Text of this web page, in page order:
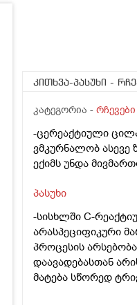
კითხვა-პასუხი -
კატეგორია - რჩევები
-ცერეაქტიული
ვმკურნალობ
ექიმს უნდა
პასუხი
-სისხლში C-
არასპეციფიკური
პროცესის
დაავადებასთან
მატება სწორედ